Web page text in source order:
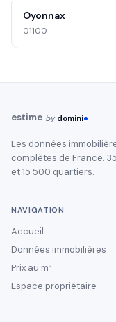
Oyonnax
01100
estime by domini
Les données
complètes de France.
et 15 500 quartiers.
NAVIGATION
Accueil
Données immobilières
Prix au m²
Espace propriétaire